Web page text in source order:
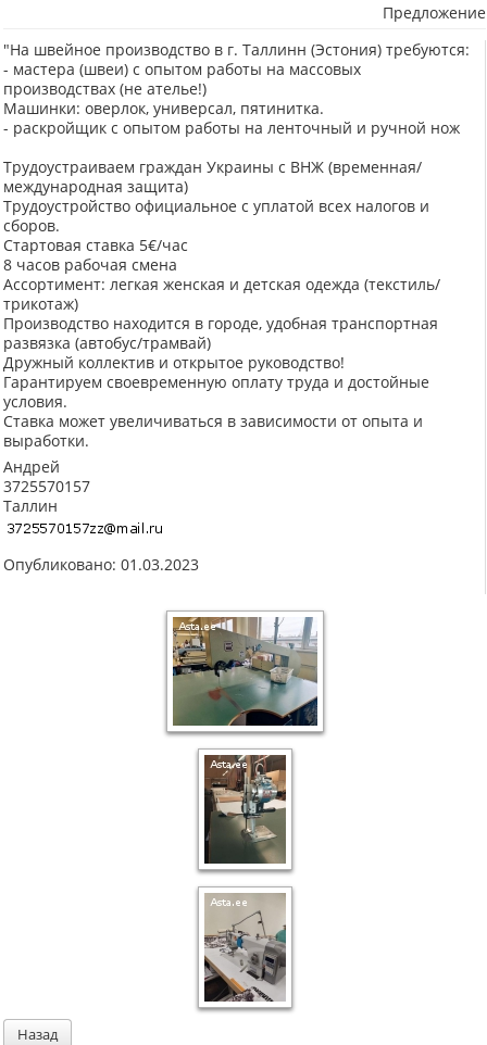
Предложение
"На швейное производство в г. Таллинн (Эстония) требуются:
- мастера (швеи) с опытом работы на массовых
производствах (не ателье!)
Машинки: оверлок, универсал, пятинитка.
- раскройщик с опытом работы на ленточный и ручной нож
Трудоустраиваем граждан Украины с ВНЖ (временная/
международная защита)
Трудоустройство официальное с уплатой всех налогов и
сборов.
Стартовая ставка 5€/час
8 часов рабочая смена
Ассортимент: легкая женская и детская одежда (текстиль/
трикотаж)
Производство находится в городе, удобная транспортная
развязка (автобус/трамвай)
Дружный коллектив и открытое руководство!
Гарантируем своевременную оплату труда и достойные
условия.
Ставка может увеличиваться в зависимости от опыта и
выработки.
Андрей
3725570157
Таллин
Опубликовано: 01.03.2023
Назад